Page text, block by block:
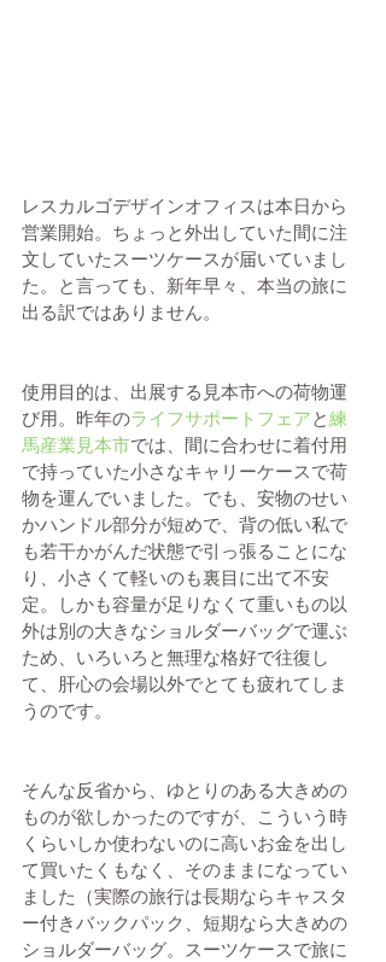
レスカルゴデザインオフィスは本日から
営業開始。ちょっと外出していた間に注
文していたスーツケースが届いていまし
た。と言っても、新年早々、本当の旅に
出る訳ではありません。
使用目的は、出展する見本市への荷物運
び用。昨年のライフサポートフェアと練
馬産業見本市では、間に合わせに着付用
で持っていた小さなキャリーケースで荷
物を運んでいました。でも、安物のせい
かハンドル部分が短めで、背の低い私で
も若干かがんだ状態で引っ張ることにな
り、小さくて軽いのも裏目に出て不安
定。しかも容量が足りなくて重いもの以
外は別の大きなショルダーバッグで運ぶ
ため、いろいろと無理な格好で往復し
て、肝心の会場以外でとても疲れてしま
うのです。
そんな反省から、ゆとりのある大きめの
ものが欲しかったのですが、こういう時
くらいしか使わないのに高いお金を出し
て買いたくもなく、そのままになってい
ました（実際の旅行は長期ならキャスタ
ー付きバックパック、短期なら大きめの
ショルダーバッグ。スーツケースで旅に